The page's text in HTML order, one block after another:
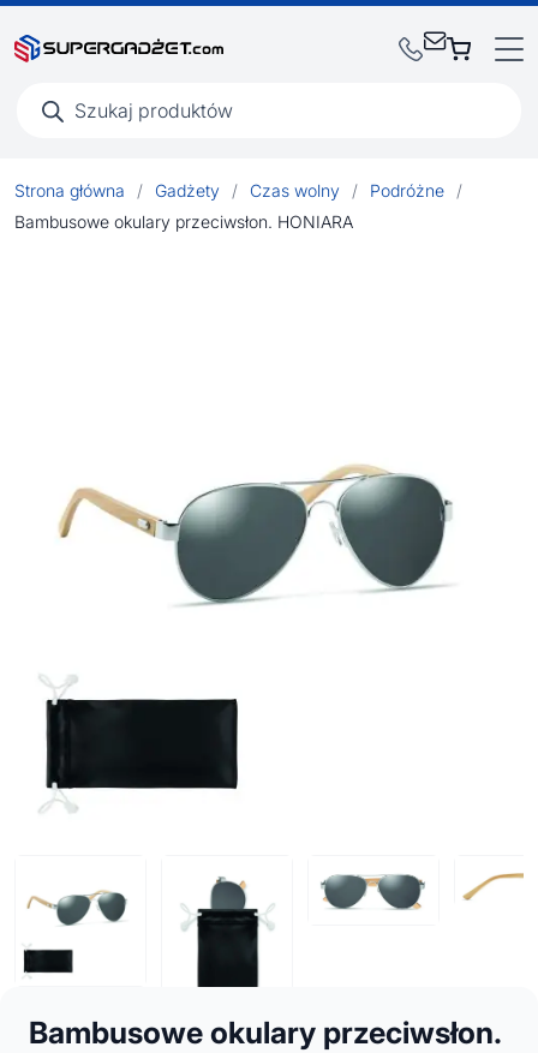
produktów
Strona główna / Gadżety / Czas wolny / Podróżne
/
Bambusowe okulary przeciwsłon. HONIARA
Bambusowe okulary przeciwsłon.